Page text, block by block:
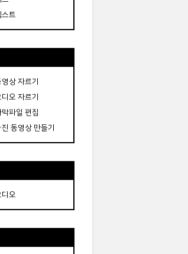
트
상 자르기
오 자르기
파일 편집
동영상 만들기
오